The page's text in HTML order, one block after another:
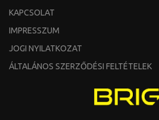
KAPCSOLAT
IMPRESSZUM
JOGI NYILATKOZAT
ÁLTALÁNOS SZERZŐDÉSI FELTÉTELEK